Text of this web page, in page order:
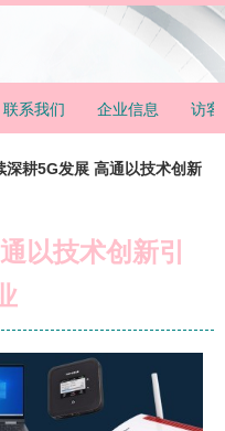
联系我们 企业信息 访客
深耕5G发展 高通以技术创新
以技术创新引